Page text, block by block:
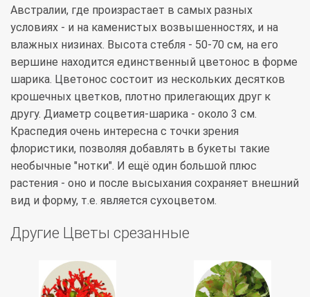
Австралии, где произрастает в самых разных
условиях - и на каменистых возвышенностях, и на
влажных низинах. Высота стебля - 50-70 см, на его
вершине находится единственный цветонос в форме
шарика. Цветонос состоит из нескольких десятков
крошечных цветков, плотно прилегающих друг к
другу. Диаметр соцветия-шарика - около 3 см.
Краспедия очень интересна с точки зрения
флористики, позволяя добавлять в букеты такие
необычные "нотки". И ещё один большой плюс
растения - оно и после высыхания сохраняет внешний
вид и форму, т.е. является сухоцветом.
Другие Цветы срезанные